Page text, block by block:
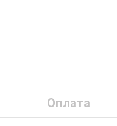
Оплата